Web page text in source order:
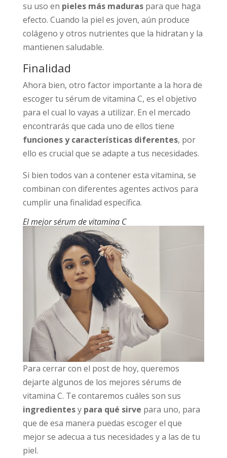
su uso en pieles más maduraspara que haga
efecto. Cuando la piel es joven, aún produce
colágeno y otros nutrientes que la hidratan y la
mantienen saludable.
Finalidad
Ahora bien, otro factor importante a la hora de
escoger tu sérum de vitamina C, es el objetivo
para el cual lo vayas a utilizar. En el mercado
encontrarás que cada uno de ellos tiene
funciones y características diferentes, por
ello es crucial que se adapte a tus necesidades.
Si bien todos van a contener esta vitamina, se
combinan con diferentes agentes activos para
cumplir una finalidad específica.
El mejor sérum de vitamina C
Para cerrar con el post de hoy, queremos
dejarte algunos de los mejores sérums de
vitamina C. Te contaremos cuáles son sus
ingredientesy para qué sirve para uno, para
que de esa manera puedas escoger el que
mejor se adecua a tus necesidades y a las de tu
piel.